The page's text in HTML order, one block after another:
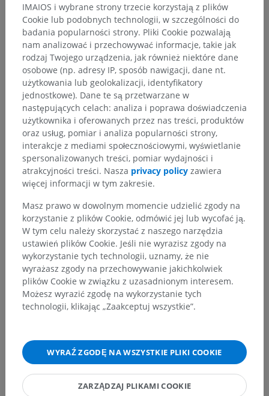
Hierarchia anatomiczna
Anatomia człowieka 2
Ciało ludzkie > Układy mięśniowo-szkieletowe>
Układ mięśniowy>
Część szyjna układu mięśniowego>
Kaletki maziowe szyi>
Kaletka podskórna wyniosłości krtaniowej
Powiązane struktury:
Nie istnieją struktury powiązane
z tą częścią ciała
Anatomia człowieka 1
Tłumaczenia
Zauważyłeś błąd?
Zachęcamy do przesyłania sugestii poprawek,
tłumaczeń lub innych treści, które przełożą się na
lepszą jakość materiałów.
IMAIOS i wybrane strony trzecie korzystają z plików
Cookie lub podobnych technologii, w szczególności do
badania popularności strony. Pliki Cookie pozwalają
nam analizować i przechowywać informacje, takie jak
rodzaj Twojego urządzenia, jak również niektóre dane
osobowe (np. adresy IP, sposób nawigacji, dane nt.
użytkowania lub geolokalizacji, identyfikatory
jednostkowe). Dane te są przetwarzane w
następujących celach: analiza i poprawa doświadczenia
użytkownika i oferowanych przez nas treści, produktów
oraz usług, pomiar i analiza popularności strony,
interakcje z mediami społecznościowymi, wyświetlanie
spersonalizowanych treści, pomiar wydajności i
atrakcyjności treści. Nasza privacy policy zawiera
więcej informacji w tym zakresie.
Masz prawo w dowolnym momencie udzielić zgody na
korzystanie z plików Cookie, odmówić jej lub wycofać ją.
W tym celu należy skorzystać z naszego narzędzia
ustawień plików Cookie. Jeśli nie wyrazisz zgody na
wykorzystanie tych technologii, uznamy, że nie
wyrażasz zgody na przechowywanie jakichkolwiek
plików Cookie w związku z uzasadnionym interesem.
Możesz wyrazić zgodę na wykorzystanie tych
technologii, klikając „Zaakceptuj wszystkie”.
WYRAŹ ZGODĘ NA WSZYSTKIE PLIKI COOKIE
ZARZĄDZAJ PLIKAMI COOKIE